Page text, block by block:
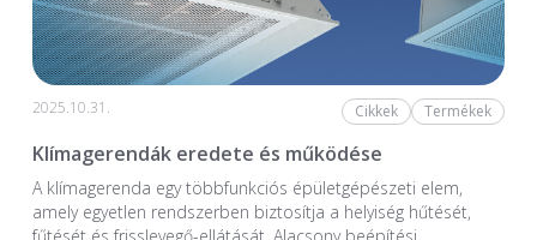
2025.10.31. Cikkek Termékek
Klímagerendák eredete és működése
A klímagerenda egy többfunkciós épületgépészeti elem,
amely egyetlen rendszerben biztosítja a helyiség hűtését,
fűtését és frisslevegő-ellátását. Alacsony beépítési